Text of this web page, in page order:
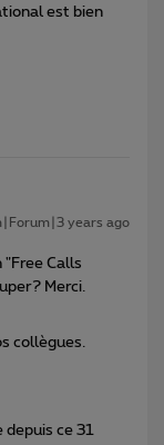
est bien
years ago
Calls
Merci.
collègues.
depuis ce 31